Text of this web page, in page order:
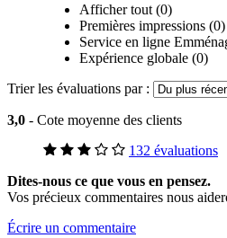
Afficher tout (0)
Premières impressions (0)
Service en ligne
Expérience globale (0)
Trier les évaluations par :
3,0 - Cote moyenne des clients
132 évaluations
Dites-nous ce que vous en pensez.
Vos précieux commentaires nous
Écrire un commentaire